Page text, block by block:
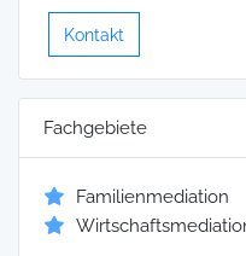
Kontakt
Fachgebiete
Familienmediation